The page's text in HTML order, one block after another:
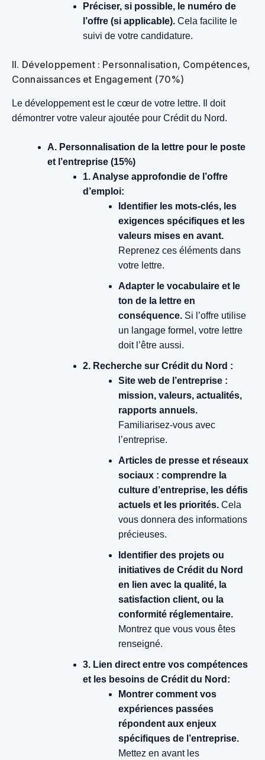
Préciser, si possible, le numéro de
l’offre (si applicable). Cela facilite le
suivi de votre candidature.
II. Développement : Personnalisation, Compétences,
Connaissances et Engagement (70%)
Le développement est le cœur de votre lettre. Il doit
démontrer votre valeur ajoutée pour Crédit du Nord.
A. Personnalisation de la lettre pour le poste
et l’entreprise (15%)
1. Analyse approfondie de l’offre
d’emploi:
Identifier les mots-clés, les
exigences spécifiques et les
valeurs mises en avant.
Reprenez ces éléments dans
votre lettre.
Adapter le vocabulaire et le
ton de la lettre en
conséquence. Si l’offre utilise
un langage formel, votre lettre
doit l’être aussi.
2. Recherche sur Crédit du Nord :
Site web de l’entreprise :
mission, valeurs, actualités,
rapports annuels.
Familiarisez-vous avec
l’entreprise.
Articles de presse et réseaux
sociaux : comprendre la
culture d’entreprise, les défis
actuels et les priorités. Cela
vous donnera des informations
précieuses.
Identifier des projets ou
initiatives de Crédit du Nord
en lien avec la qualité, la
satisfaction client, ou la
conformité réglementaire.
Montrez que vous vous êtes
renseigné.
3. Lien direct entre vos compétences
et les besoins de Crédit du Nord:
Montrer comment vos
expériences passées
répondent aux enjeux
spécifiques de l’entreprise.
Mettez en avant les